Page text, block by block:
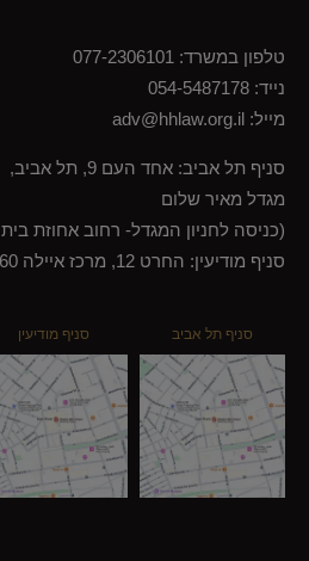
טלפון במשרד: 077-2306101
נייד: 054-5487178
מייל: adv@hhlaw.org.il
סניף תל אביב: אחד העם 9, תל אביב,
מגדל מאיר שלום
(כניסה לחניון המגדל- רחוב אחוזת בית 5)
סניף מודיעין: החרט 12, מרכז איילה 360
סניף תל אביב סניף מודיעין